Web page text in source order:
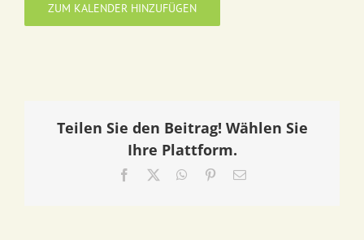
ZUM KALENDER HINZUFÜGEN
Teilen Sie den Beitrag! Wählen Sie
Ihre Plattform.
Facebook WhatsApp
Pinterest
E-